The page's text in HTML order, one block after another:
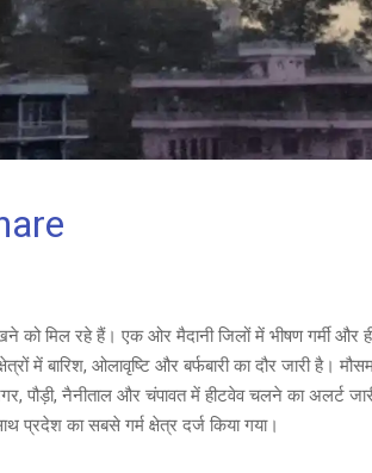
मिल रहे हैं। एक ओर मैदानी जिलों में भीषण गर्मी और
में बारिश, ओलावृष्टि और बर्फबारी का दौर जारी है।
पौड़ी, नैनीताल और चंपावत में हीटवेव चलने का अलर्ट
प्रदेश का सबसे गर्म क्षेत्र दर्ज किया गया।